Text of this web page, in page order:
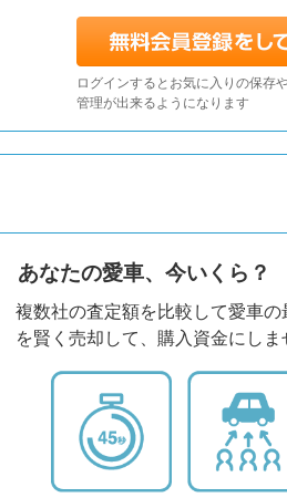
ログインするとお気に入りの保存
管理が出来るようになります
あなたの愛車、今いくら？
複数社の査定額を比較して愛車
を賢く売却して、購入資金にしま